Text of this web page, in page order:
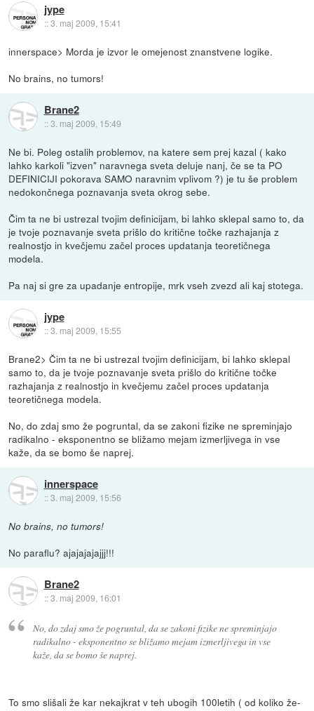
jype
::3. maj 2009, 15:41
innerspace> Morda je izvor le omejenost znanstvene logike.
No brains, no tumors!
Brane2
::3. maj 2009, 15:49
Ne bi. Poleg ostalih problemov, na katere sem prej kazal ( kako
lahko karkoli "izven" naravnega sveta deluje nanj, če se ta PO
DEFINICIJI pokorava SAMO naravnim vplivom ?) je tu še problem
nedokončnega poznavanja sveta okrog sebe.
Čim ta ne bi ustrezal tvojim definicijam, bi lahko sklepal samo to, da
je tvoje poznavanje sveta prišlo do kritične točke razhajanja z
realnostjo in kvečjemu začel proces updatanja teoretičnega
modela.
Pa naj si gre za upadanje entropije, mrk vseh zvezd ali kaj stotega.
jype
::3. maj 2009, 15:55
Brane2> Čim ta ne bi ustrezal tvojim definicijam, bi lahko sklepal
samo to, da je tvoje poznavanje sveta prišlo do kritične točke
razhajanja z realnostjo in kvečjemu začel proces updatanja
teoretičnega modela.
No, do zdaj smo že pogruntal, da se zakoni fizike ne spreminjajo
radikalno - eksponentno se bližamo mejam izmerljivega in vse
kaže, da se bomo še naprej.
innerspace
::3. maj 2009, 15:56
No brains, no tumors!
No paraflu? ajajajajajjj!!!
Brane2
::3. maj 2009, 16:01
No, do zdaj smo že pogruntal, da se zakoni fizike ne spreminjajo
radikalno - eksponentno se bližamo mejam izmerljivega in vse
kaže, da se bomo še naprej.
To smo slišali že kar nekajkrat v teh ubogih 100letih ( od koliko že-